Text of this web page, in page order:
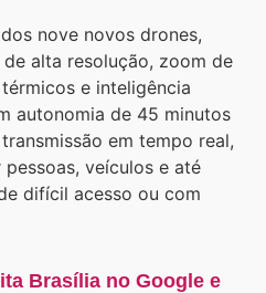
nove novos drones,
alta resolução, zoom de
e inteligência
autonomia de 45 minutos
em tempo real,
veículos e até
difícil acesso ou com
Brasília no Google e